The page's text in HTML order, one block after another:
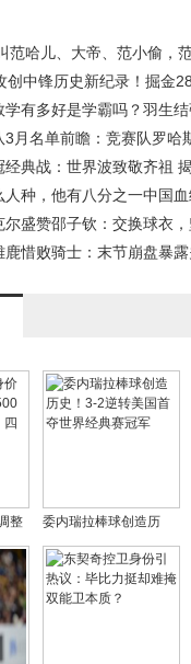
范哈儿、大帝、范小偷，
创中锋历史新纪录！掘金
/a>
学有多好是学霸吗？羽生
3月名单前瞻：竞赛队罗哈
经典战：世界波致敬齐祖
人种，他有八分之一中国
尔盛赞邵子钦：交换球衣
鹿惜败骑士：末节崩盘暴
整
最
引
委内瑞拉棒球创造历
史！3-2逆转美国首夺世
界经典赛冠军